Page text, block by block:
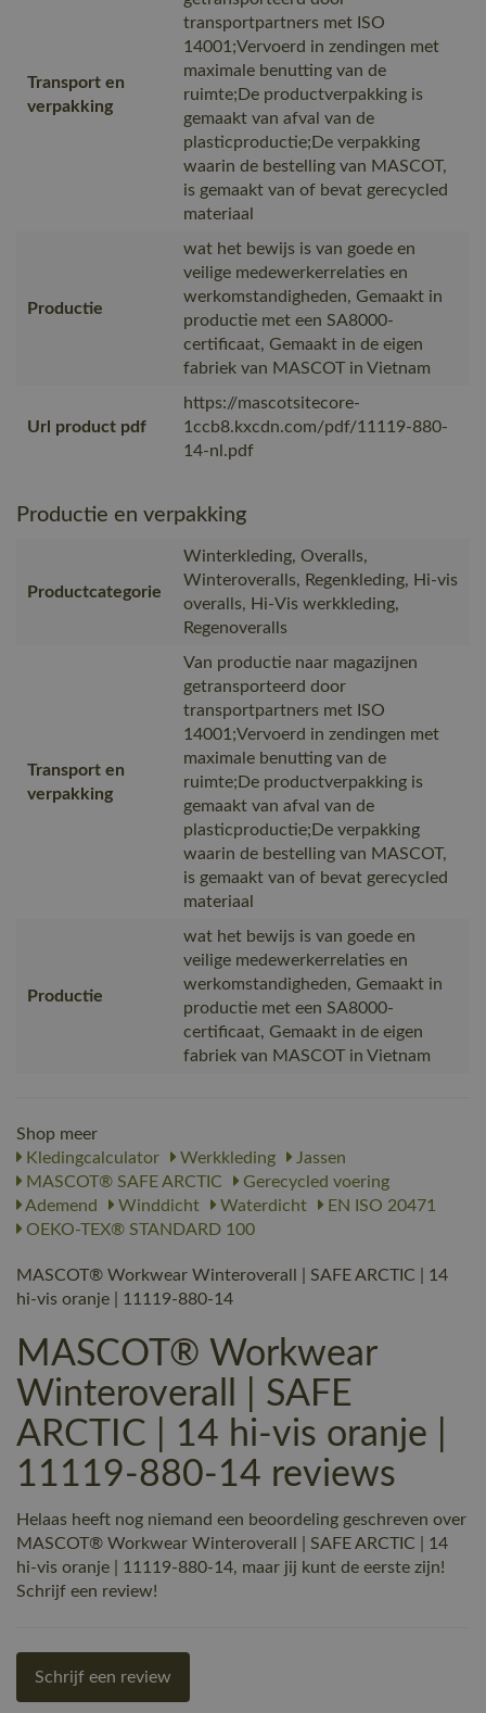
Transport en
verpakking
transportpartners met ISO
14001;Vervoerd in zendingen met
maximale benutting van de
ruimte;De productverpakking is
gemaakt van afval van de
plasticproductie;De verpakking
waarin de bestelling van MASCOT,
is gemaakt van of bevat gerecycled
materiaal
Productie
wat het bewijs is van goede en
veilige medewerkerrelaties en
werkomstandigheden, Gemaakt in
productie met een SA8000-
certificaat, Gemaakt in de eigen
fabriek van MASCOT in Vietnam
Url product pdf
https://mascotsitecore-
1ccb8.kxcdn.com/pdf/11119-880-
14-nl.pdf
Productie en verpakking
Productcategorie
Winterkleding, Overalls,
Winteroveralls, Regenkleding, Hi-vis
overalls, Hi-Vis werkkleding,
Regenoveralls
Transport en
verpakking
Van productie naar magazijnen
getransporteerd door
transportpartners met ISO
14001;Vervoerd in zendingen met
maximale benutting van de
ruimte;De productverpakking is
gemaakt van afval van de
plasticproductie;De verpakking
waarin de bestelling van MASCOT,
is gemaakt van of bevat gerecycled
materiaal
Productie
wat het bewijs is van goede en
veilige medewerkerrelaties en
werkomstandigheden, Gemaakt in
productie met een SA8000-
certificaat, Gemaakt in de eigen
fabriek van MASCOT in Vietnam
Shop meer
Kledingcalculator
Werkkleding
Jassen
MASCOT® SAFE ARCTIC
Gerecycled voering
Ademend
Winddicht Waterdicht
EN ISO 20471
OEKO-TEX® STANDARD 100
MASCOT® Workwear Winteroverall | SAFE ARCTIC | 14
hi-vis oranje | 11119-880-14
MASCOT® Workwear
Winteroverall | SAFE
ARCTIC | 14 hi-vis oranje |
11119-880-14 reviews
Helaas heeft nog niemand een beoordeling geschreven over
MASCOT® Workwear Winteroverall | SAFE ARCTIC | 14
hi-vis oranje | 11119-880-14, maar jij kunt de eerste zijn!
Schrijf een review!
Schrijf een review